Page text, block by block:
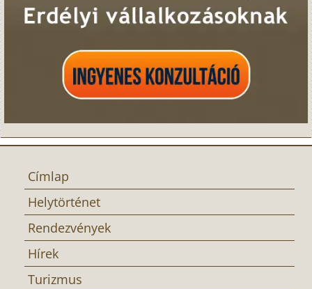
Címlap
Helytörténet
Rendezvények
Hírek
Turizmus